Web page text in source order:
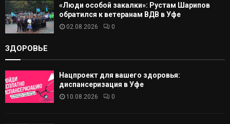
«Люди особой закалки»: Рустам Шарипов
обратился к ветеранам ВДВ в Уфе
02.08.2026 0
ЗДОРОВЬЕ
Нацпроект для вашего здоровья:
диспансеризация в Уфе
10.08.2026 0